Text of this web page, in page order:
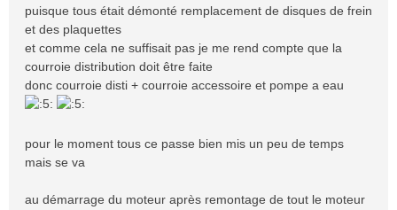
puisque tous était démonté remplacement de disques de frein
et des plaquettes
et comme cela ne suffisait pas je me rend compte que la
courroie distribution doit être faite
donc courroie disti + courroie accessoire et pompe a eau
pour le moment tous ce passe bien mis un peu de temps
mais se va
au démarrage du moteur après remontage de tout le moteur